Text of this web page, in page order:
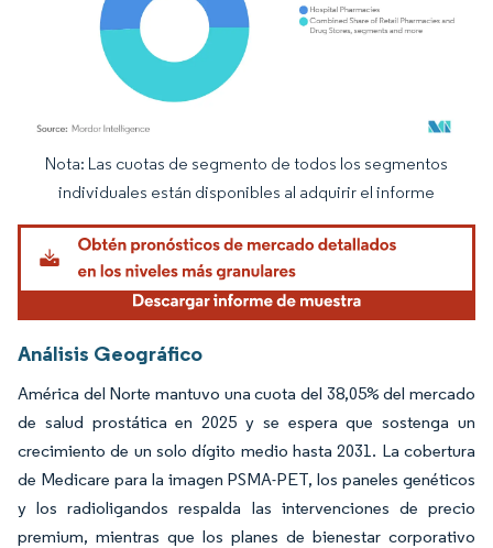
Imagen © Mordor Intelligence. El uso requiere atribución según CC BY 4.0.
Nota: Las cuotas de segmento de todos los segmentos
individuales están disponibles al adquirir el informe
Análisis Geográfico
América del Norte mantuvo una cuota del 38,05% del mercado
de salud prostática en 2025 y se espera que sostenga un
crecimiento de un solo dígito medio hasta 2031. La cobertura
de Medicare para la imagen PSMA-PET, los paneles genéticos
y los radioligandos respalda las intervenciones de precio
premium, mientras que los planes de bienestar corporativo